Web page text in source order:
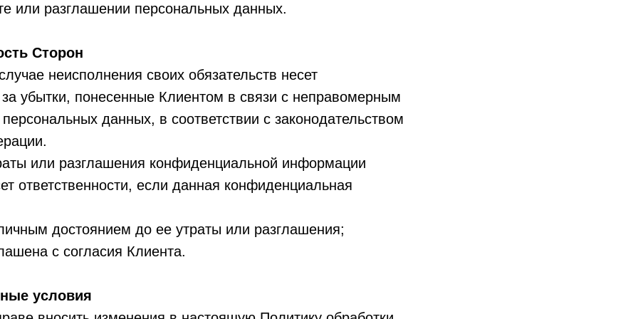
или разглашении персональных данных.
Сторон
неисполнения своих обязательств несет
за убытки, понесенные Клиентом в связи с неправомерным
данных, в соответствии с законодательством
или разглашения конфиденциальной информации
ответственности, если данная конфиденциальная
достоянием до ее утраты или разглашения;
с согласия Клиента.
условия